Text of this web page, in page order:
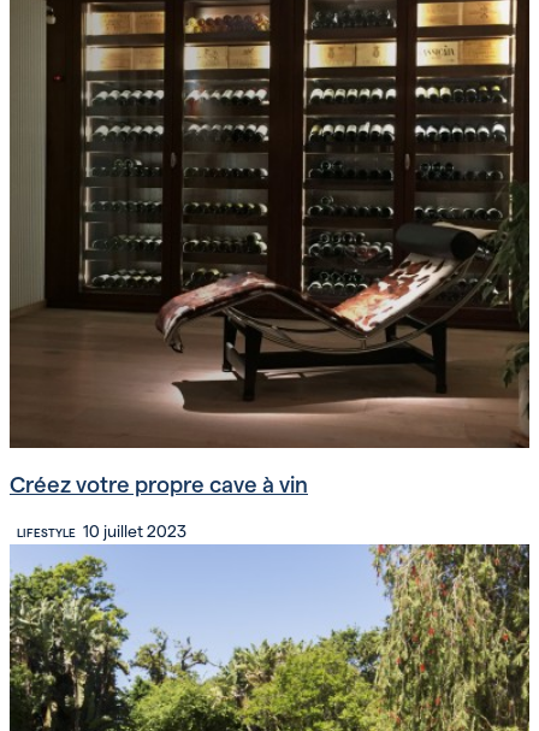
Créez votre propre cave à vin
LIFESTYLE 10 juillet 2023